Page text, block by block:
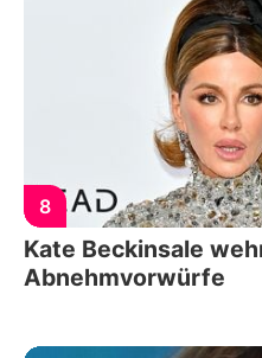
8
Kate Beckinsale
Abnehmvorwürfe